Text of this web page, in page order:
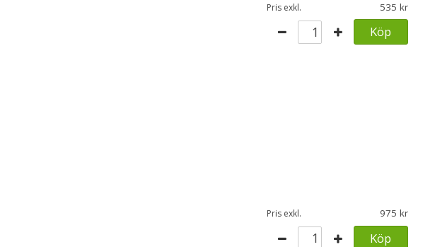
Pris exkl. 535
Köp
Pris exkl. 975
Köp